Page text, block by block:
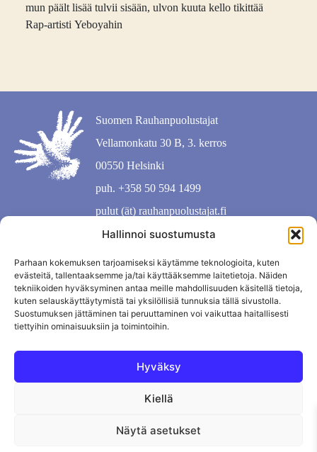
Hallinnoi suostumusta
Parhaan kokemuksen tarjoamiseksi käytämme teknologioita, kuten
evästeitä, tallentaaksemme ja/tai käyttääksemme laitetietoja. Näiden
tekniikoiden hyväksyminen antaa meille mahdollisuuden käsitellä tietoja,
kuten selauskäyttäytymistä tai yksilöllisiä tunnuksia tällä sivustolla.
Suostumuksen jättäminen tai peruuttaminen voi vaikuttaa haitallisesti
tiettyihin ominaisuuksiin ja toimintoihin.
Hyväksy
Kiellä
Näytä asetukset
mun päält lisää tulvii sisään, ulvon kuuta kello tikittää
Rap-artisti Yeboyahin
Suomen Rauhanpuolustajat
Vellamonkatu 30 B, 3. kerros
00550 Helsinki
puh. +358 50 594 1499
pulut (ät) rauhanpuolustajat.fi
Evästekäytäntö
Tilauksen peruutus